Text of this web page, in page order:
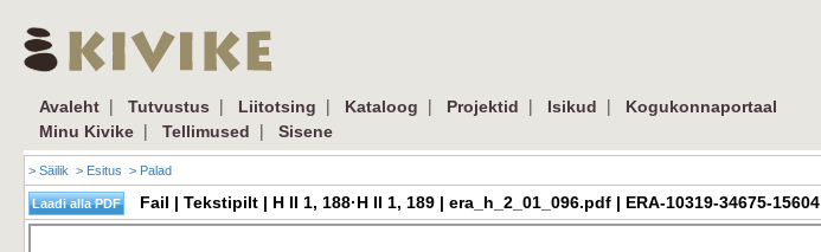
Avaleht | Tutvustus | Liitotsing | Kataloog | Projektid | Isikud |
Kogukonnaportaal
Minu Kivike | Tellimused | Sisene
> Säilik > Esitus > Palad
Fail | Tekstipilt | H II 1, 188·H II 1, 189 | era_h_2_01_096.pdf | ERA-10319-34675-15604